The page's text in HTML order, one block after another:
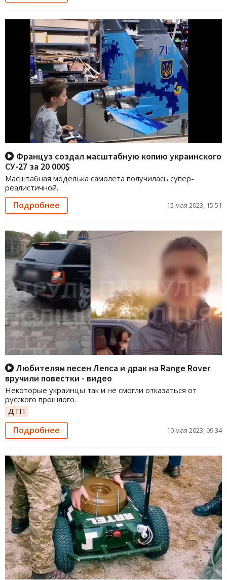
Француз создал масштабную копию украинского
СУ-27 за 20 000$
Масштабная моделька самолета получилась супер-
реалистичной.
Подробнее 15 мая 2023, 15:51
Любителям песен Лепса и драк на Range Rover
вручили повестки - видео
Некоторые украинцы так и не смогли отказаться от
русского прошлого.
ДТП
Подробнее 10 мая 2023, 09:34